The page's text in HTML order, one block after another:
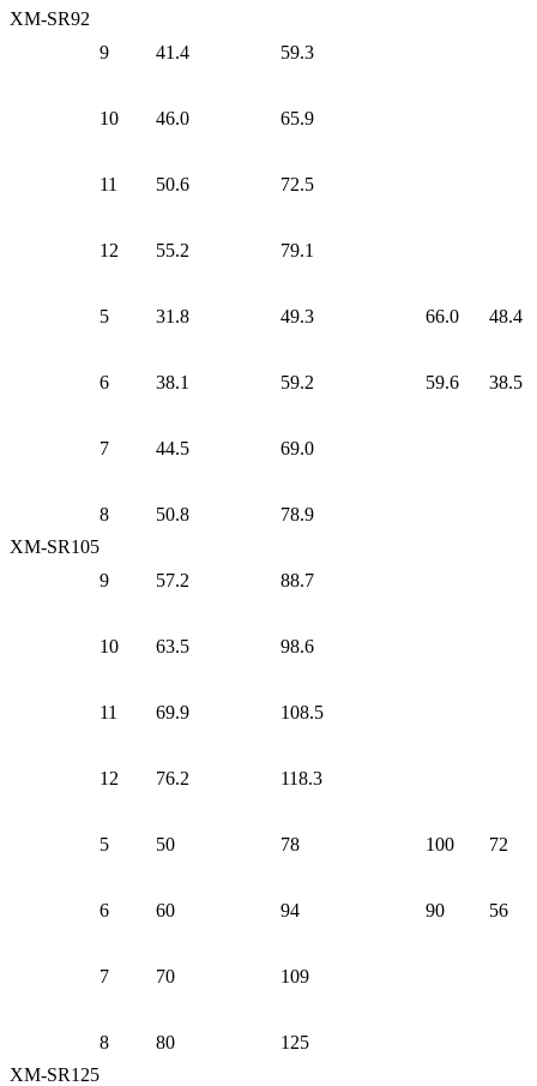
XM-SR92
9
41.4 59.3
10 46.0 65.9
11 50.6 72.5
12 55.2 79.1
XM-SR105
5 31.8 49.3 66.0 48.4
6 38.1 59.2 59.6 38.5
7 44.5 69.0
8 50.8 78.9
9 57.2 88.7
10 63.5 98.6
11 69.9 108.5
12 76.2 118.3
XM-SR125
5 50 78 100 72
6 60 94 90 56
7 70 109
8 80 125